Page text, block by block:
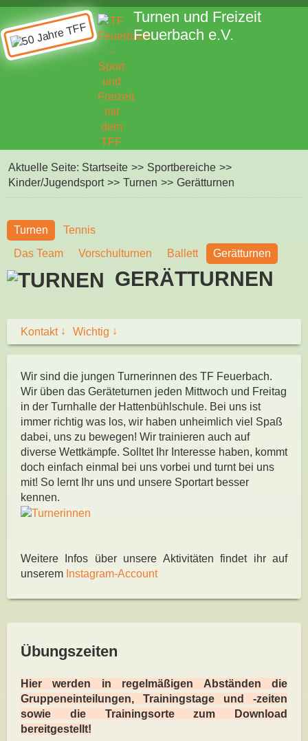
Turnen und Freizeit
Feuerbach e.V.
Aktuelle Seite: Startseite >> Sportbereiche >>
Kinder/Jugendsport >> Turnen >> Gerätturnen
Turnen
Tennis
Das Team
Vorschulturnen Ballett Gerätturnen
GERÄTTURNEN
Kontakt↓ Wichtig ↓
Wir sind die jungen Turnerinnen des TF Feuerbach.
Wir üben das Geräteturnen jeden Mittwoch und Freitag
in der Turnhalle der Hattenbühlschule. Bei uns ist
immer richtig was los, wir haben unheimlich viel Spaß
dabei, uns zu bewegen! Wir trainieren auch auf
diverse Wettkämpfe. Solltet Ihr Interesse haben, kommt
doch einfach einmal bei uns vorbei und turnt bei uns
mit! So lernt Ihr uns und unsere Sportart besser
kennen.
Weitere Infos über unsere Aktivitäten findet ihr auf
unserem Instagram-Account
Übungszeiten
Hier werden in regelmäßigen Abständen die
Gruppeneinteilungen, Trainingstage und -zeiten
sowie die Trainingsorte zum Download
bereitgestellt!